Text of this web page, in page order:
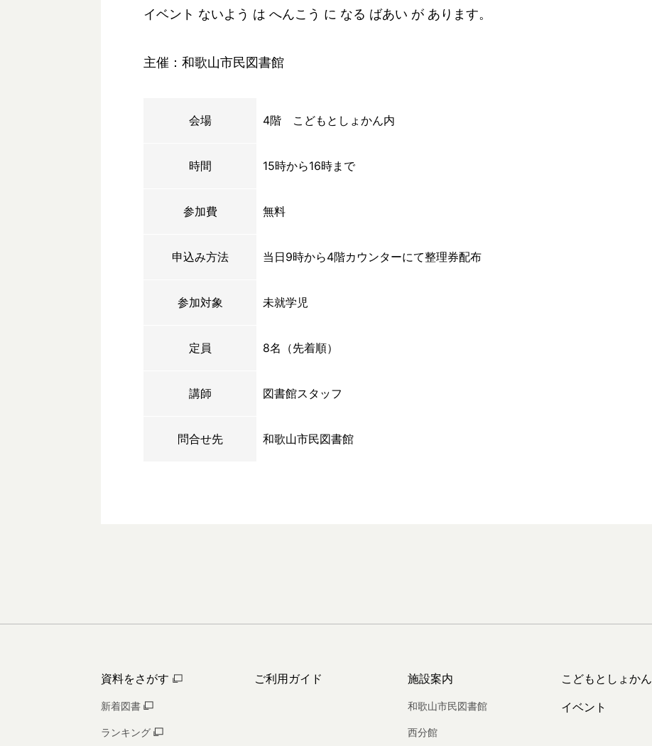
イベント ないよう は へんこう に なる ばあい が あります。
主催：和歌山市民図書館
会場 4階 こどもとしょかん内
時間 15時から16時まで
参加費 無料
申込み方法 当日9時から4階カウンターにて整理券配布
参加対象 未就学児
定員 8名（先着順）
講師 図書館スタッフ
問合せ先 和歌山市民図書館
資料をさがす
新着図書
ランキング
ご利用ガイド 施設案内
和歌山市民図書館
西分館
こどもとしょかん
イベント